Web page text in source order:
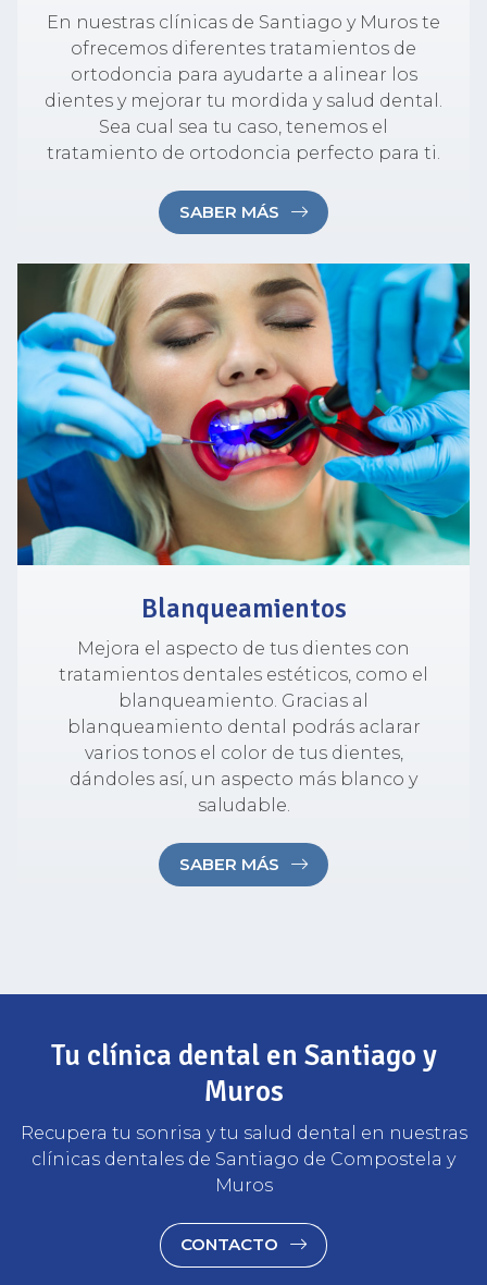
En nuestras clínicas de Santiago y Muros te
ofrecemos diferentes tratamientos de
ortodoncia para ayudarte a alinear los
dientes y mejorar tu mordida y salud dental.
Sea cual sea tu caso, tenemos el
tratamiento de ortodoncia perfecto para ti.
SABER MÁS
Blanqueamientos
Mejora el aspecto de tus dientes con
tratamientos dentales estéticos, como el
blanqueamiento. Gracias al
blanqueamiento dental podrás aclarar
varios tonos el color de tus dientes,
dándoles así, un aspecto más blanco y
saludable.
SABER MÁS
Tu clínica dental en Santiago y
Muros
Recupera tu sonrisa y tu salud dental en nuestras
clínicas dentales de Santiago de Compostela y
Muros
CONTACTO